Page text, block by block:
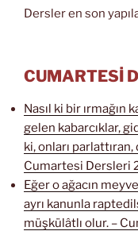
Dersler en son
CUMARTESİ
Nasıl ki bir ırmağın
gelen kabarcıklar,
ki, onları
Cumartesi Dersleri
Eğer o ağacın
ayrı kanunla
müşkülâtlı olur. –